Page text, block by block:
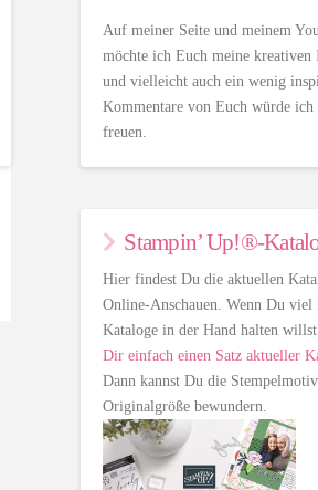
Auf meiner Seite und meinem
möchte ich Euch meine kreativen
und vielleicht auch ein wenig
Kommentare von Euch würde ich
freuen.
Stampin’ Up!®-
Hier findest Du die aktuellen
Online-Anschauen. Wenn Du viel
Kataloge in der Hand halten
Dir einfach einen Satz aktueller
Dann kannst Du die
Originalgröße bewundern.